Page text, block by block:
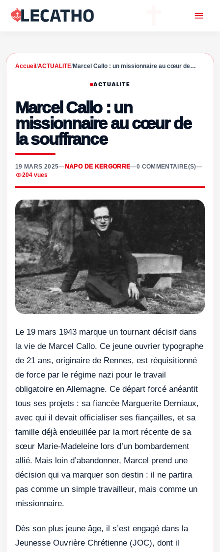
Accueil /ACTUALITE/Marcel Callo : un missionnaire au cœur de…
ACTUALITE
Marcel Callo : un
missionnaire au cœur de
la souffrance
19 MARS 2025— NAPO DE KERGORRE—0 COMMENTAIRE(S)—
204 vues
Le 19 mars 1943 marque un tournant décisif dans
la vie de Marcel Callo. Ce jeune ouvrier typographe
de 21 ans, originaire de Rennes, est réquisitionné
de force par le régime nazi pour le travail
obligatoire en Allemagne. Ce départ forcé anéantit
tous ses projets : sa fiancée Marguerite Derniaux,
avec qui il devait officialiser ses fiançailles, et sa
famille déjà endeuillée par la mort récente de sa
sœur Marie-Madeleine lors d’un bombardement
allié. Mais loin d’abandonner, Marcel prend une
décision qui va marquer son destin : il ne partira
pas comme un simple travailleur, mais comme un
missionnaire.
Dès son plus jeune âge, il s’est engagé dans la
Jeunesse Ouvrière Chrétienne (JOC), dont il